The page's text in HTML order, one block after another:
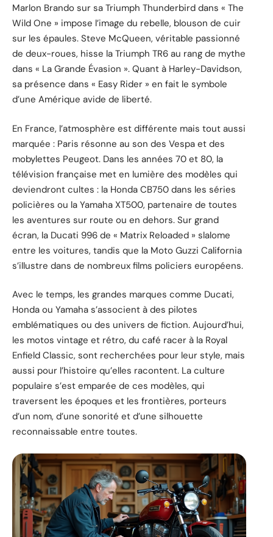
Marlon Brando sur sa Triumph Thunderbird dans « The
Wild One » impose l’image du rebelle, blouson de cuir
sur les épaules. Steve McQueen, véritable passionné
de deux-roues, hisse la Triumph TR6 au rang de mythe
dans « La Grande Évasion ». Quant à Harley-Davidson,
sa présence dans « Easy Rider » en fait le symbole
d’une Amérique avide de liberté.
En France, l’atmosphère est différente mais tout aussi
marquée : Paris résonne au son des Vespa et des
mobylettes Peugeot. Dans les années 70 et 80, la
télévision française met en lumière des modèles qui
deviendront cultes : la Honda CB750 dans les séries
policières ou la Yamaha XT500, partenaire de toutes
les aventures sur route ou en dehors. Sur grand
écran, la Ducati 996 de « Matrix Reloaded » slalome
entre les voitures, tandis que la Moto Guzzi California
s’illustre dans de nombreux films policiers européens.
Avec le temps, les grandes marques comme Ducati,
Honda ou Yamaha s’associent à des pilotes
emblématiques ou des univers de fiction. Aujourd’hui,
les motos vintage et rétro, du café racer à la Royal
Enfield Classic, sont recherchées pour leur style, mais
aussi pour l’histoire qu’elles racontent. La culture
populaire s’est emparée de ces modèles, qui
traversent les époques et les frontières, porteurs
d’un nom, d’une sonorité et d’une silhouette
reconnaissable entre toutes.